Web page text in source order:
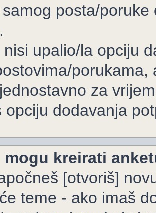
posta/
nisi upalio/la opciju
za
opciju dodavanja
mogu kreirati
[otvoriš]
teme - ako imaš